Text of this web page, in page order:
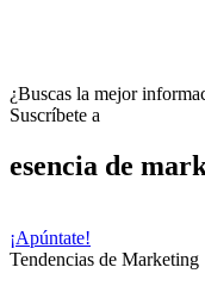
¿Buscas la mejor
Suscríbete a
esencia de
¡Apúntate!
Tendencias de Marketing